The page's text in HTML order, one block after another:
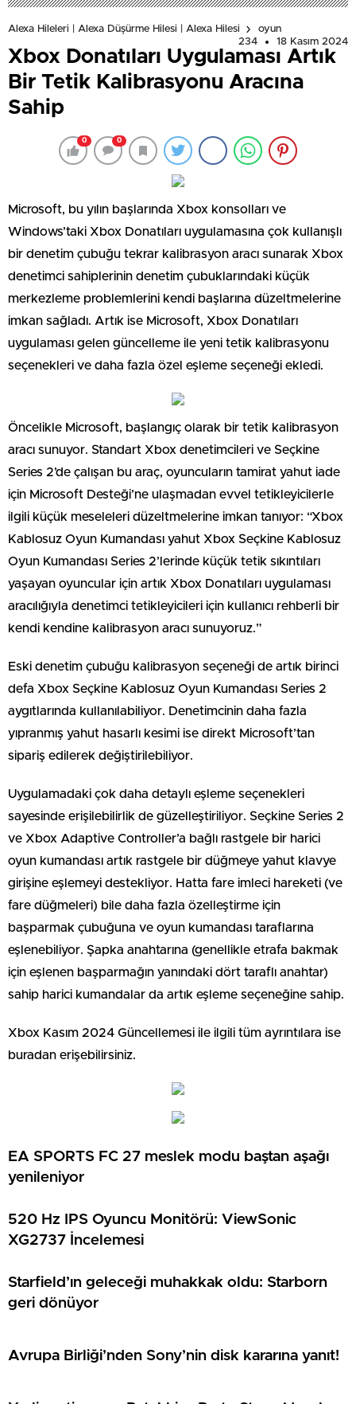
Alexa Hileleri | Alexa Düşürme Hilesi | Alexa Hilesi
oyun
234
18 Kasım 2024
Xbox Donatıları Uygulaması Artık
Bir Tetik Kalibrasyonu Aracına
Sahip
0 0
Microsoft, bu yılın başlarında Xbox konsolları ve
Windows’taki Xbox Donatıları uygulamasına çok kullanışlı
bir denetim çubuğu tekrar kalibrasyon aracı sunarak Xbox
denetimci sahiplerinin denetim çubuklarındaki küçük
merkezleme problemlerini kendi başlarına düzeltmelerine
imkan sağladı. Artık ise Microsoft, Xbox Donatıları
uygulaması gelen güncelleme ile yeni tetik kalibrasyonu
seçenekleri ve daha fazla özel eşleme seçeneği ekledi.
Öncelikle Microsoft, başlangıç ​​olarak bir tetik kalibrasyon
aracı sunuyor. Standart Xbox denetimcileri ve Seçkine
Series 2’de çalışan bu araç, oyuncuların tamirat yahut iade
için Microsoft Desteği’ne ulaşmadan evvel tetikleyicilerle
ilgili küçük meseleleri düzeltmelerine imkan tanıyor: “Xbox
Kablosuz Oyun Kumandası yahut Xbox Seçkine Kablosuz
Oyun Kumandası Series 2’lerinde küçük tetik sıkıntıları
yaşayan oyuncular için artık Xbox Donatıları uygulaması
aracılığıyla denetimci tetikleyicileri için kullanıcı rehberli bir
kendi kendine kalibrasyon aracı sunuyoruz.”
Eski denetim çubuğu kalibrasyon seçeneği de artık birinci
defa Xbox Seçkine Kablosuz Oyun Kumandası Series 2
aygıtlarında kullanılabiliyor. Denetimcinin daha fazla
yıpranmış yahut hasarlı kesimi ise direkt Microsoft’tan
sipariş edilerek değiştirilebiliyor.
Uygulamadaki çok daha detaylı eşleme seçenekleri
sayesinde erişilebilirlik de güzelleştiriliyor. Seçkine Series 2
ve Xbox Adaptive Controller’a bağlı rastgele bir harici
oyun kumandası artık rastgele bir düğmeye yahut klavye
girişine eşlemeyi destekliyor. Hatta fare imleci hareketi (ve
fare düğmeleri) bile daha fazla özelleştirme için
başparmak çubuğuna ve oyun kumandası taraflarına
eşlenebiliyor. Şapka anahtarına (genellikle etrafa bakmak
için eşlenen başparmağın yanındaki dört taraflı anahtar)
sahip harici kumandalar da artık eşleme seçeneğine sahip.
Xbox Kasım 2024 Güncellemesi ile ilgili tüm ayrıntılara ise
buradan erişebilirsiniz.
EA SPORTS FC 27 meslek modu baştan aşağı
yenileniyor
520 Hz IPS Oyuncu Monitörü: ViewSonic
XG2737 İncelemesi
Starfield’ın geleceği muhakkak oldu: Starborn
geri dönüyor
Avrupa Birliği’nden Sony’nin disk kararına yanıt!